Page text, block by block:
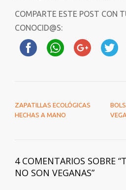
COMPARTE ESTE POST CON
CONOCID@S:
ZAPATILLAS ECOLÓGICAS
HECHAS A MANO
4 COMENTARIOS SOBRE “
NO SON VEGANAS”